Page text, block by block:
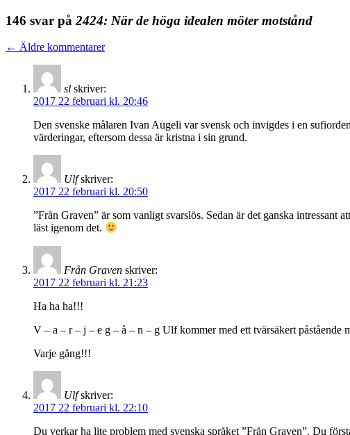
146 svar på 2424: När de höga idealen möter motstånd
← Äldre kommentarer
sl skriver:
2017 22 februari kl. 20:46
Den svenske målaren Ivan Augeli var svensk och invigdes i en
värderingar, eftersom dessa är kristna i sin grund.
Ulf skriver:
2017 22 februari kl. 20:50
”Från Graven” är som vanligt svarslös. Sedan är det ganska intressant
läst igenom det.
Från Graven skriver:
2017 22 februari kl. 21:23
Ha ha ha!!!
V – a – r – j – e g – å – n – g Ulf kommer med ett tvärsäkert påstående
Varje gång!!!
Ulf skriver:
2017 22 februari kl. 22:10
Du verkar ha lite problem med svenska språket ”Från Graven”. Du